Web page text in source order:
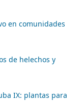
en comunidades
de helechos y
IX: plantas para